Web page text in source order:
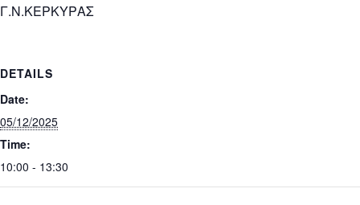
Γ.Ν.ΚΕΡΚΥΡΑΣ
DETAILS
Date:
05/12/2025
Time:
10:00 - 13:30